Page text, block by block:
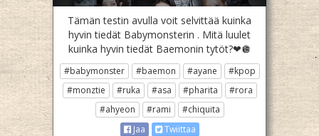
Tämän testin avulla voit selvittää kuinka
hyvin tiedät Babymonsterin . Mitä luulet
kuinka hyvin tiedät Baemonin tytöt?❤🪩
#babymonster #baemon #ayane
#kpop
#monztie
#ruka #asa #pharita
#rora
#ahyeon
#rami
#chiquita
Jaa
Twiittaa